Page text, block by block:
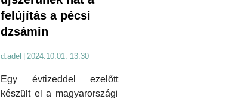
felújítás a pécsi
dzsámin
d.adel 2024.10.01. 13:30
Egy évtizeddel ezelőtt
készült el a magyarországi